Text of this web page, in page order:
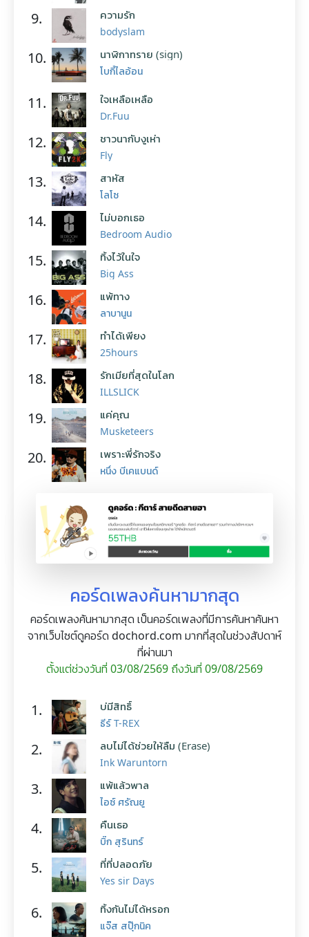
9. ความรัก
bodyslam
10. นาฬิกาทราย (sign)
โบกี้ไลอ้อน
11. ใจเหลือเหลือ
Dr.Fuu
12. ชาวนากับงูเห่า
Fly
13. สาหัส
โลโซ
14. ไม่บอกเธอ
Bedroom Audio
15. ทิ้งไว้ในใจ
Big Ass
16. แพ้ทาง
ลาบานูน
17. ทำได้เพียง
25hours
18. รักเมียที่สุดในโลก
ILLSLICK
19. แค่คุณ
Musketeers
20. เพราะพี่รักจริง
หนึ่ง บีเคแบนด์
คอร์ดเพลงค้นหามากสุด
คอร์ดเพลงค้นหามากสุด เป็นคอร์ดเพลงที่มีการค้นหาค้นหา
จากเว็บไซต์ดูคอร์ด dochord.com มากที่สุดในช่วงสัปดาห์
ที่ผ่านมา
ตั้งแต่ช่วงวันที่ 03/08/2569 ถึงวันที่ 09/08/2569
1. บ่มีสิทธิ์
ธีร์ T-REX
2. ลบไม่ได้ช่วยให้ลืม (Erase)
Ink Waruntorn
3. แพ้แล้วพาล
ไอซ์ ศรัณยู
4. คืนเธอ
บิ๊ก สุรินทร์
5. ที่ที่ปลอดภัย
Yes sir Days
6. ทิ้งกันไม่ได้หรอก
แจ๊ส สปุ๊กนิค